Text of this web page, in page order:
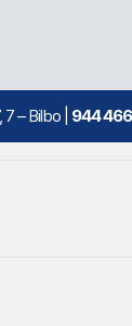
– Bilbo | 944